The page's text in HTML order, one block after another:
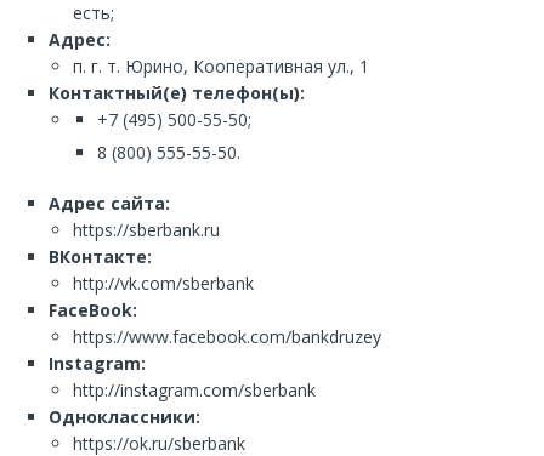
есть;
Адрес:
п. г. т. Юрино, Кооперативная ул., 1
Контактный(е) телефон(ы):
+7 (495) 500-55-50;
8 (800) 555-55-50.
Адрес сайта:
https://sberbank.ru
ВКонтакте:
http://vk.com/sberbank
FaceBook:
https://www.facebook.com/bankdruzey
Instagram:
http://instagram.com/sberbank
Одноклассники:
https://ok.ru/sberbank